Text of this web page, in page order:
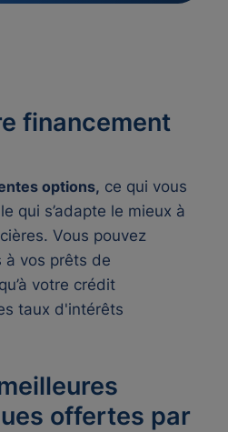
financement
options, ce qui vous
qui s’adapte le mieux à
Vous pouvez
à vos prêts de
votre crédit
taux d'intérêts
offertes par